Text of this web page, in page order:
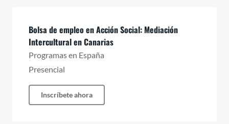
Bolsa de empleo en Acción Social: Mediación
Intercultural en Canarias
Programas en España
Presencial
Inscríbete ahora